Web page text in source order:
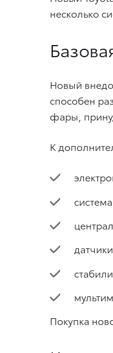
несколько
Новый
способен
фары,
К
Покупка